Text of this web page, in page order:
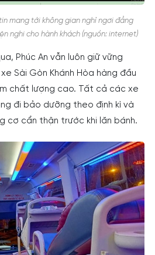
mang tới không gian nghỉ ngơi đẳng
nghi cho hành khách (nguồn: internet)
Phúc An vẫn luôn giữ vững
Sài Gòn Khánh Hòa hàng đầu
chất lượng cao. Tất cả các xe
đi bảo dưỡng theo định kì và
cơ cẩn thận trước khi lăn bánh.